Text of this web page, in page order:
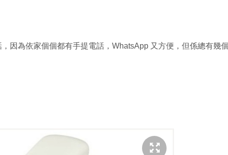
因為依家個個都有手提電話，WhatsApp 又方便，但係總有幾個